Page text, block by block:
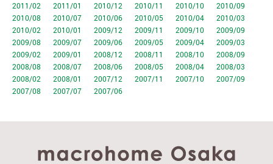
2011/02
2011/01 2010/12 2010/11 2010/10
2010/09
2010/08
2010/07 2010/06 2010/05 2010/04
2010/03
2010/02
2010/01 2009/12 2009/11 2009/10
2009/09
2009/08
2009/07 2009/06 2009/05 2009/04
2009/03
2009/02
2009/01 2008/12 2008/11 2008/10
2008/09
2008/08
2008/07 2008/06 2008/05 2008/04
2008/03
2008/02
2008/01 2007/12 2007/11 2007/10
2007/09
2007/08
2007/07 2007/06